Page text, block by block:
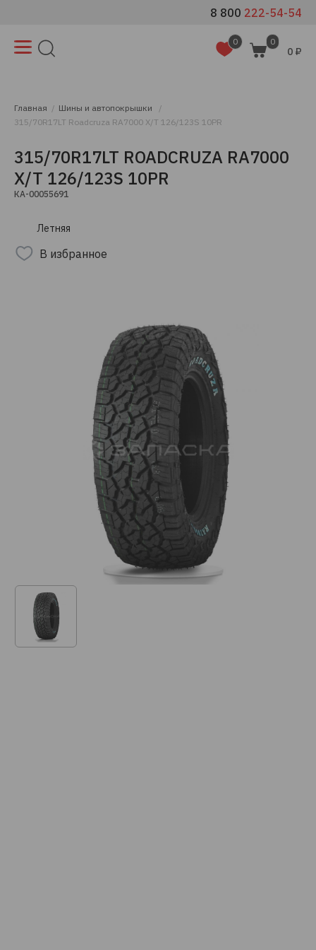
8 800 222-54-54
0 0
0 ₽
Главная
Шины и автопокрышки
315/70R17LT Roadcruza RA7000 X/T 126/123S 10PR
315/70R17LT ROADCRUZA RA7000
X/T 126/123S 10PR
КА-00055691
Летняя
В избранное